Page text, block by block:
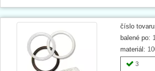
číslo
balené po:
materiál:
3